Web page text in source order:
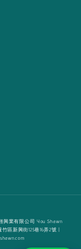
興業有限公司 You Shawn
區新興街125巷16弄2號 |